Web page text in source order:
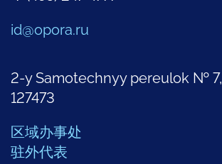
id@opora.ru
2-y Samotechnyy pereulok №
127473
区域办事处
驻外代表